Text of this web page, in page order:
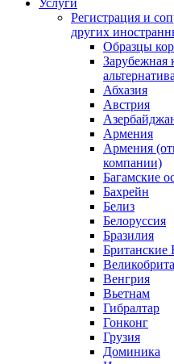
Услуги
Регистрация и
других
Образцы
Зарубежная
Абхазия
Австрия
Армения
Армения
компании)
Багамские
Бахрейн
Белиз
Белоруссия
Бразилия
Британские
Венгрия
Вьетнам
Гибралтар
Гонконг
Грузия
Доминика